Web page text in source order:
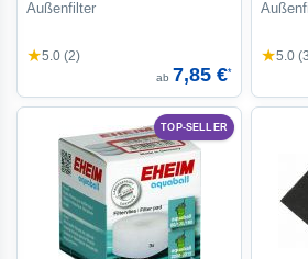
Außenfilter
★5.0 (2)
ab 7,85 €*
★5.0
TOP-SELLER